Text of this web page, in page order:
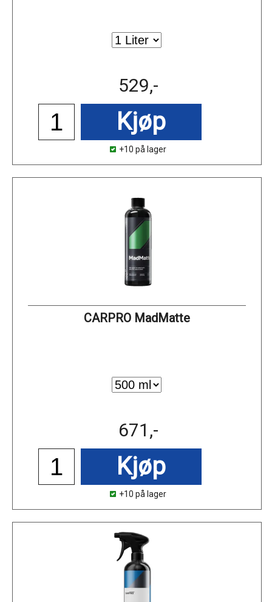
529,-
Kjøp
+10 på lager
CARPRO MadMatte
671,-
Kjøp
+10 på lager